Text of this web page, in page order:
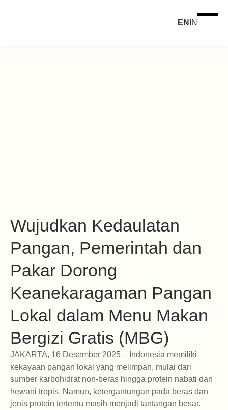
EN IN
Wujudkan Kedaulatan
Pangan, Pemerintah dan
Pakar Dorong
Keanekaragaman Pangan
Lokal dalam Menu Makan
Bergizi Gratis (MBG)
JAKARTA, 16 Desember 2025 – Indonesia memiliki
kekayaan pangan lokal yang melimpah, mulai dari
sumber karbohidrat non-beras hingga protein nabati dan
hewani tropis. Namun, ketergantungan pada beras dan
jenis protein tertentu masih menjadi tantangan besar.